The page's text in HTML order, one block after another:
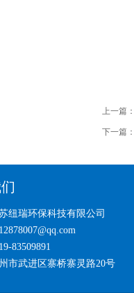
上一篇：
下一篇：
纽瑞环保科技有限公司
83509891
市武进区寨桥寨灵路20号